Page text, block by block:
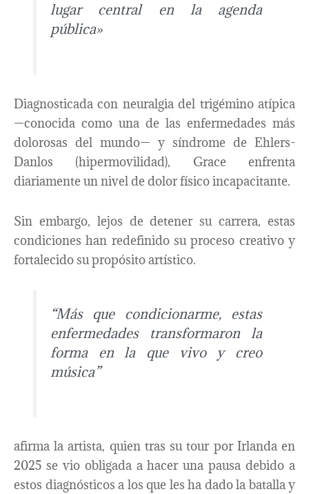
lugar central en la agenda
pública»
Diagnosticada con neuralgia del trigémino atípica
—conocida como una de las enfermedades más
dolorosas del mundo— y síndrome de Ehlers-
Danlos (hipermovilidad), Grace enfrenta
diariamente un nivel de dolor físico incapacitante.
Sin embargo, lejos de detener su carrera, estas
condiciones han redefinido su proceso creativo y
fortalecido su propósito artístico.
“Más que condicionarme, estas
enfermedades transformaron la
forma en la que vivo y creo
música”
afirma la artista, quien tras su tour por Irlanda en
2025 se vio obligada a hacer una pausa debido a
estos diagnósticos a los que les ha dado la batalla y